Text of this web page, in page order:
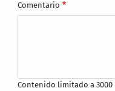
Comentario
Contenido limitado a